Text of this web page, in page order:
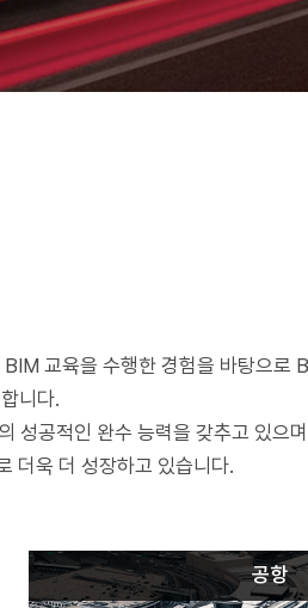
교육을 수행한 경험을 바탕으로
니다.
성공적인 완수 능력을 갖추고 있으며,
더욱 더 성장하고 있습니다.
공항